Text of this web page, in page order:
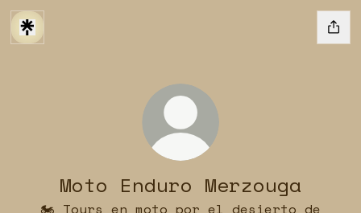
Moto Enduro Merzouga
🏍️ Tours en moto por el desierto de